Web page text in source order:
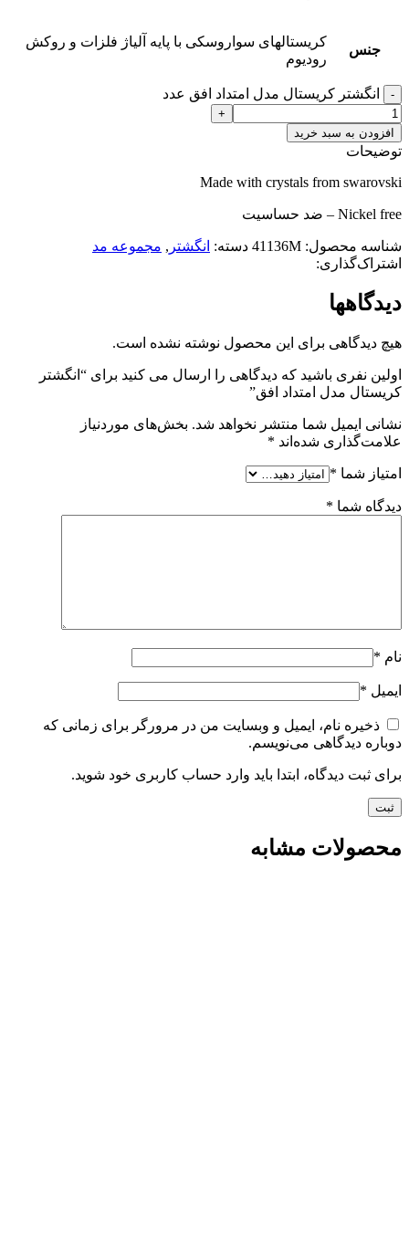
جنس
کریستالهای سواروسکی با پایه آلیاژ فلزات و روکش
رودیوم
انگشتر کریستال مدل امتداد افق عدد
افزودن به سبد خرید
توضیحات
Made with crystals from swarovski
Nickel free – ضد حساسیت
شناسه محصول: 41136M دسته: انگشتر , مجموعه مد
اشتراک‌گذاری:
دیدگاهها
هیچ دیدگاهی برای این محصول نوشته نشده است.
اولین نفری باشید که دیدگاهی را ارسال می کنید برای “انگشتر
کریستال مدل امتداد افق”
نشانی ایمیل شما منتشر نخواهد شد. بخش‌های موردنیاز
علامت‌گذاری شده‌اند *
امتیاز شما *
دیدگاه شما *
نام *
ایمیل *
ذخیره نام، ایمیل و وبسایت من در مرورگر برای زمانی که
دوباره دیدگاهی می‌نویسم.
برای ثبت دیدگاه، ابتدا باید وارد حساب کاربری خود شوید.
محصولات مشابه